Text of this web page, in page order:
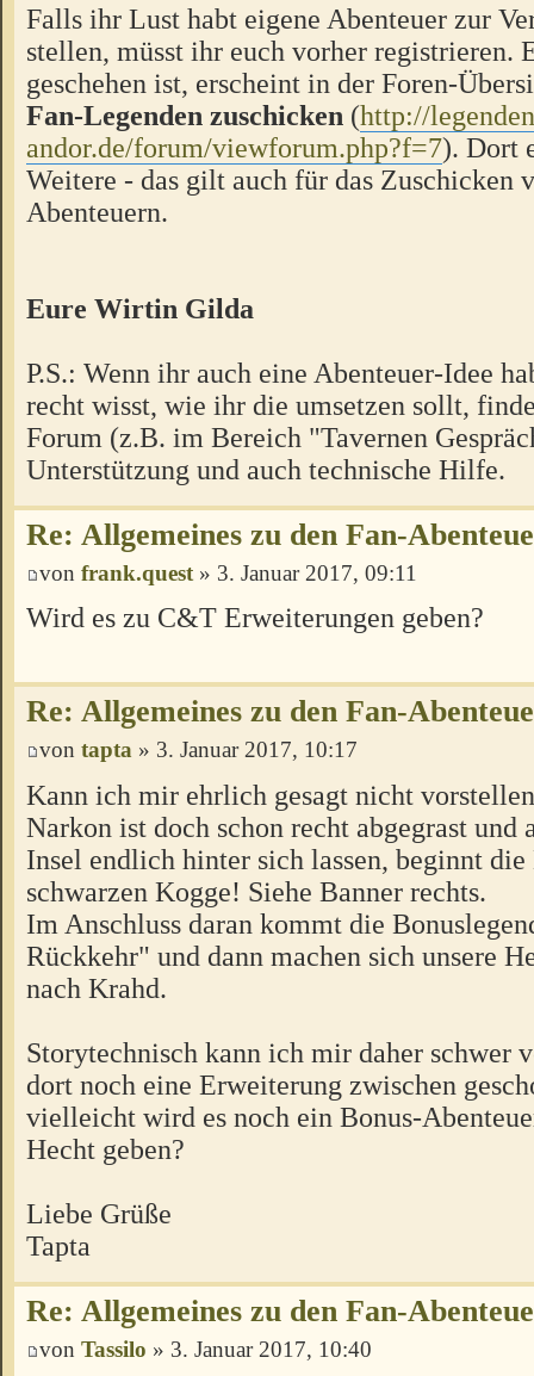
Falls ihr Lust habt eigene Abenteuer zur
stellen, müsst ihr euch vorher registrieren.
geschehen ist, erscheint in der Foren-
Fan-Legenden zuschicken (http://
andor.de/forum/viewforum.php?f=7). Dort
Weitere - das gilt auch für das Zuschicken
Abenteuern.
Eure Wirtin Gilda
P.S.: Wenn ihr auch eine Abenteuer-Idee
recht wisst, wie ihr die umsetzen sollt,
Forum (z.B. im Bereich "Tavernen
Unterstützung und auch technische Hilfe.
Re: Allgemeines zu den Fan-
von frank.quest » 3. Januar 2017, 09:11
Wird es zu C&T Erweiterungen geben?
Re: Allgemeines zu den Fan-
von tapta » 3. Januar 2017, 10:17
Kann ich mir ehrlich gesagt nicht
Narkon ist doch schon recht abgegrast und
Insel endlich hinter sich lassen, beginnt die
schwarzen Kogge! Siehe Banner rechts.
Im Anschluss daran kommt die
Rückkehr" und dann machen sich unsere
nach Krahd.
Storytechnisch kann ich mir daher schwer
dort noch eine Erweiterung zwischen
vielleicht wird es noch ein Bonus-
Hecht geben?
Liebe Grüße
Tapta
Re: Allgemeines zu den Fan-
von Tassilo » 3. Januar 2017, 10:40